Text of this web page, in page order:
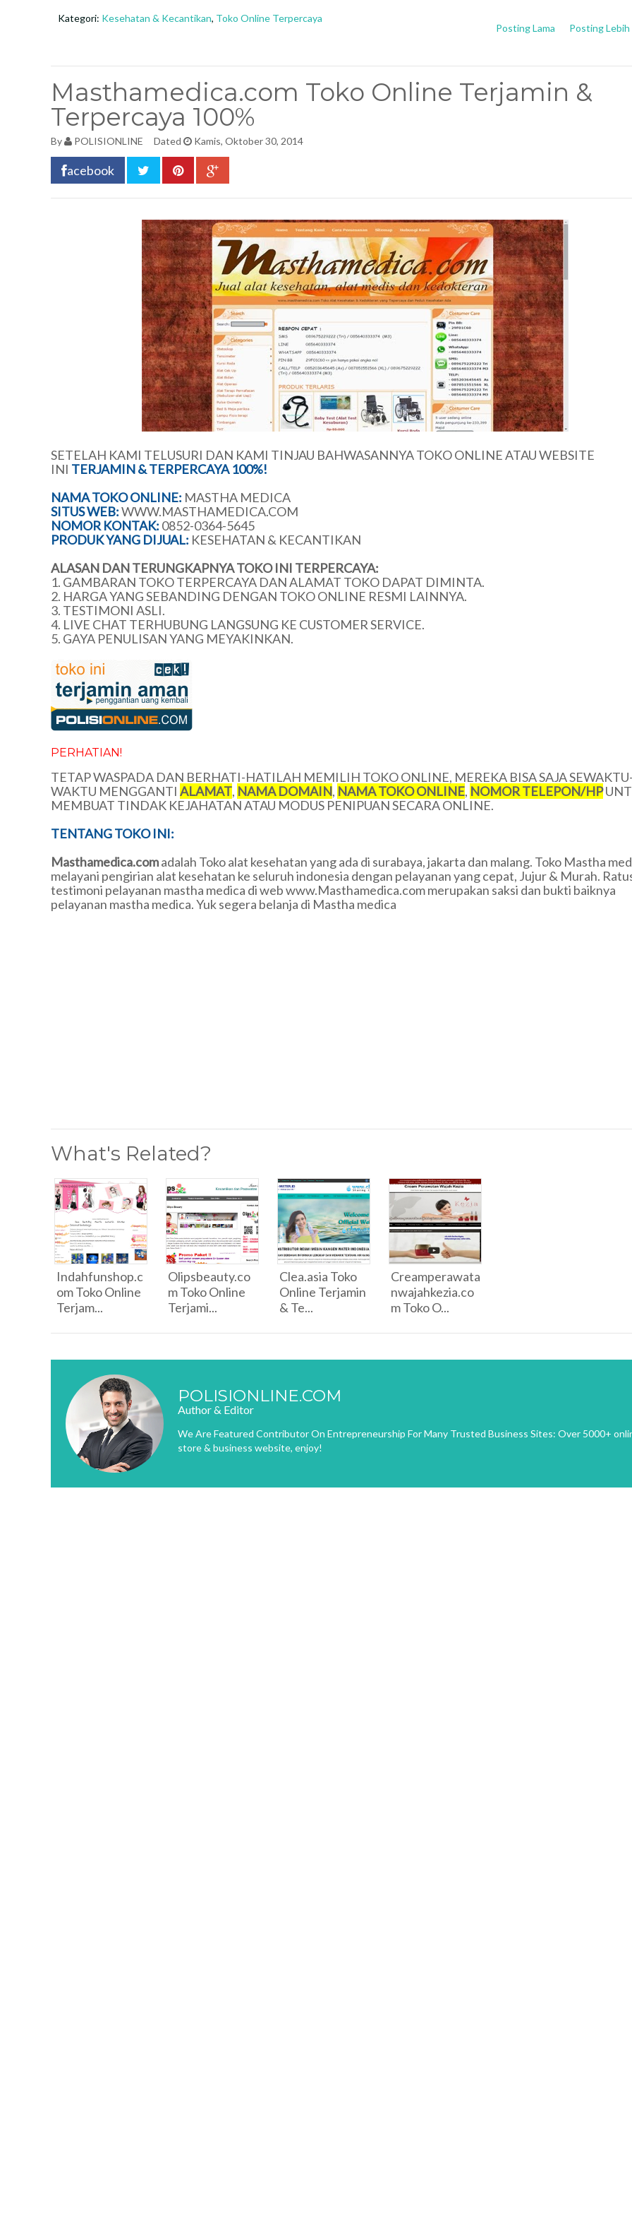
Kategori: Kesehatan & Kecantikan, Toko Online Terpercaya
Posting Lebih
Posting Lama
Masthamedica.com Toko Online Terjamin &
Terpercaya 100%
By POLISIONLINE Dated Kamis, Oktober 30, 2014
acebook
SETELAH KAMI TELUSURI DAN KAMI TINJAU BAHWASANNYA TOKO ONLINE ATAU WEBSITE
INI TERJAMIN & TERPERCAYA 100%!
NAMA TOKO ONLINE: MASTHA MEDICA
SITUS WEB:WWW.MASTHAMEDICA.COM
NOMOR KONTAK: 0852-0364-5645
PRODUK YANG DIJUAL: KESEHATAN & KECANTIKAN
ALASAN DAN TERUNGKAPNYA TOKO INI TERPERCAYA:
1. GAMBARAN TOKO TERPERCAYA DAN ALAMAT TOKO DAPAT DIMINTA.
2. HARGA YANG SEBANDING DENGAN TOKO ONLINE RESMI LAINNYA.
3. TESTIMONI ASLI.
4. LIVE CHAT TERHUBUNG LANGSUNG KE CUSTOMER SERVICE.
5. GAYA PENULISAN YANG MEYAKINKAN.
PERHATIAN!
TETAP WASPADA DAN BERHATI-HATILAH MEMILIH TOKO ONLINE, MEREKA BISA SAJA
WAKTU MENGGANTI ALAMAT, NAMA DOMAIN, NAMA TOKO ONLINE, NOMOR TELEPON/HP
MEMBUAT TINDAK KEJAHATAN ATAU MODUS PENIPUAN SECARA ONLINE.
TENTANG TOKO INI:
Masthamedica.comadalah Toko alat kesehatan yang ada di surabaya, jakarta dan malang. Toko Mastha
melayani pengirian alat kesehatan ke seluruh indonesia dengan pelayanan yang cepat, Jujur & Murah.
testimoni pelayanan mastha medica di web www.Masthamedica.com merupakan saksi dan bukti baiknya
pelayanan mastha medica. Yuk segera belanja di Mastha medica
What's Related?
Indahfunshop.c
om Toko Online
Terjam...
Olipsbeauty.co
m Toko Online
Terjami...
Clea.asia Toko
Online Terjamin
& Te...
Creamperawata
nwajahkezia.co
m Toko O...
POLISIONLINE.COM
Author & Editor
We Are Featured Contributor On Entrepreneurship For Many Trusted Business Sites: Over 5000+
store & business website, enjoy!